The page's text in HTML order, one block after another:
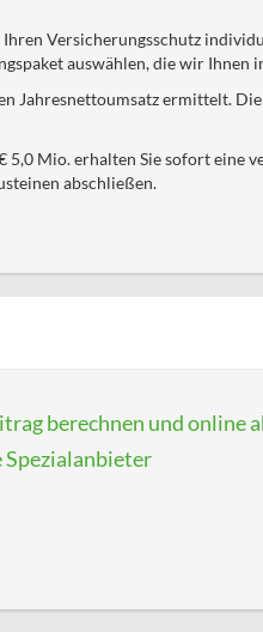
Versicherungsschutz
auswählen, die wir Ihnen
Jahresnettoumsatz ermittelt.
5,0 Mio. erhalten Sie sofort
abschließen.
berechnen und online